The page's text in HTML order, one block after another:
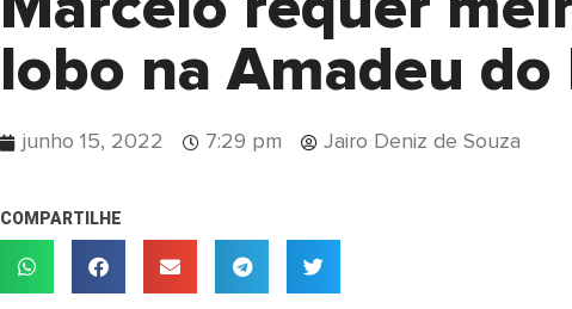
lobo na Amadeu
junho 15, 2022 7:29 pm Jairo Deniz de Souza
COMPARTILHE